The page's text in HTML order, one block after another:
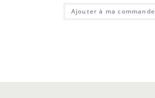
Ajouter à ma commande